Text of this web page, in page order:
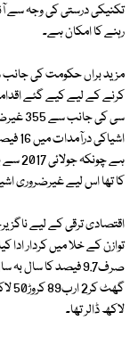
تکنیکی درستی کی وجہ سے
رہنے کا امکان ہے۔
مزید براں حکومت کی جانب
کرنے کے لیے کیے گئے
سی کی
ہے
کا تھا اس لیے غیرضروری
اقتصادی ترقی کے لیے
توازن کے خلا میں کردار ادا
لاکھ ڈالر تھا۔